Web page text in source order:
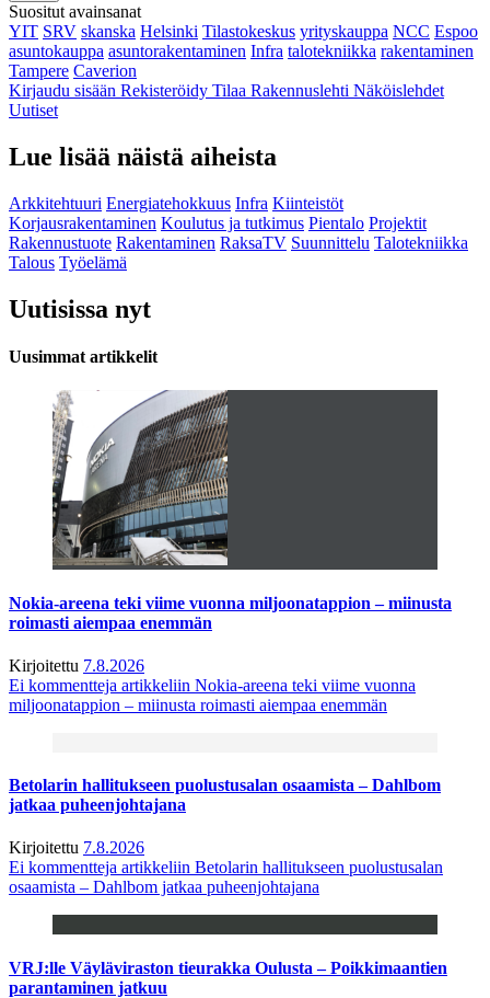
Suositut avainsanat
YIT SRV skanska Helsinki Tilastokeskus yrityskauppa NCC Espoo
asuntokauppa asuntorakentaminen Infra talotekniikka rakentaminen
Tampere Caverion
Kirjaudu sisään Rekisteröidy Tilaa Rakennuslehti Näköislehdet
Uutiset
Lue lisää näistä aiheista
Arkkitehtuuri Energiatehokkuus Infra Kiinteistöt
Korjausrakentaminen Koulutus ja tutkimus Pientalo Projektit
Rakennustuote Rakentaminen RaksaTV Suunnittelu Talotekniikka
Talous Työelämä
Uutisissa nyt
Uusimmat artikkelit
Nokia-areena teki viime vuonna miljoonatappion – miinusta
roimasti aiempaa enemmän
Kirjoitettu 7.8.2026
Ei kommentteja artikkeliin Nokia-areena teki viime vuonna
miljoonatappion – miinusta roimasti aiempaa enemmän
Betolarin hallitukseen puolustusalan osaamista – Dahlbom
jatkaa puheenjohtajana
Kirjoitettu 7.8.2026
Ei kommentteja artikkeliin Betolarin hallitukseen puolustusalan
osaamista – Dahlbom jatkaa puheenjohtajana
VRJ:lle Väyläviraston tieurakka Oulusta – Poikkimaantien
parantaminen jatkuu